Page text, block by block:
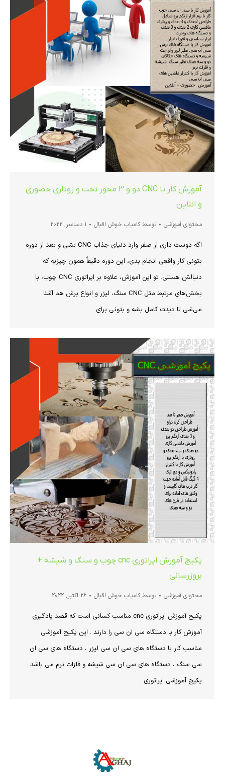
آموزش کار با CNC دو و 3 محور تخت و روتاری حضوری
و انلاین
محتوای آموزشی توسط کامیاب خوش اقبال 1 دسامبر, 2022
اگه دوست داری از صفر وارد دنیای جذاب CNC بشی و بعد از دوره
بتونی کار واقعی انجام بدی، این دوره دقیقاً همون چیزیه که
دنبالش هستی. تو این آموزش، علاوه بر اپراتوری CNC چوب، با
بخش‌های مرتبط مثل CNC سنگ، لیزر و انواع برش هم آشنا
می‌شی تا دیدت کامل بشه و بتونی برای…
پکیج آموزش اپراتوری cnc چوب و سنگ و شیشه +
بروزرسانی
محتوای آموزشی توسط کامیاب خوش اقبال 26 اکتبر, 2022
پکیج آموزش اپراتوری cnc مناسب کسانی است که قصد یادگیری
آموزش کار با دستگاه سی ان سی را دارند . این پکیج آموزشی
مناسب کار با دستگاه های سی ان سی لیزر ، دستگاه های سی ان
سی سنگ ، دستگاه های سی ان سی شیشه و فلزات نرم می باشد .
پکیج آموزشی اپراتوری…